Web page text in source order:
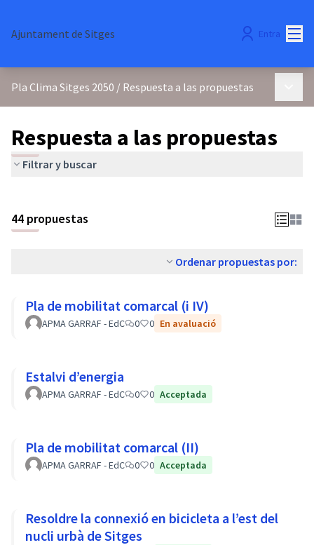
Ajuntament de Sitges Entra
Pla Clima Sitges 2050 / Respuesta a las propuestas
Respuesta a las propuestas
Filtrar y buscar
44 propuestas
Ordenar propuestas por:
Pla de mobilitat comarcal (i IV)
APMA GARRAF - EdC 0 0 En avaluació
Estalvi d’energia
APMA GARRAF - EdC 0 0 Acceptada
Pla de mobilitat comarcal (II)
APMA GARRAF - EdC 0 0 Acceptada
Resoldre la connexió en bicicleta a l’est del
nucli urbà de Sitges